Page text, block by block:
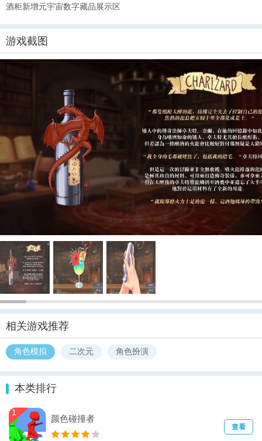
酒柜新增元宇宙数字藏品展示区
游戏截图
相关游戏推荐
角色模拟 二次元 角色扮演
本类排行
1
颜色碰撞者
查看